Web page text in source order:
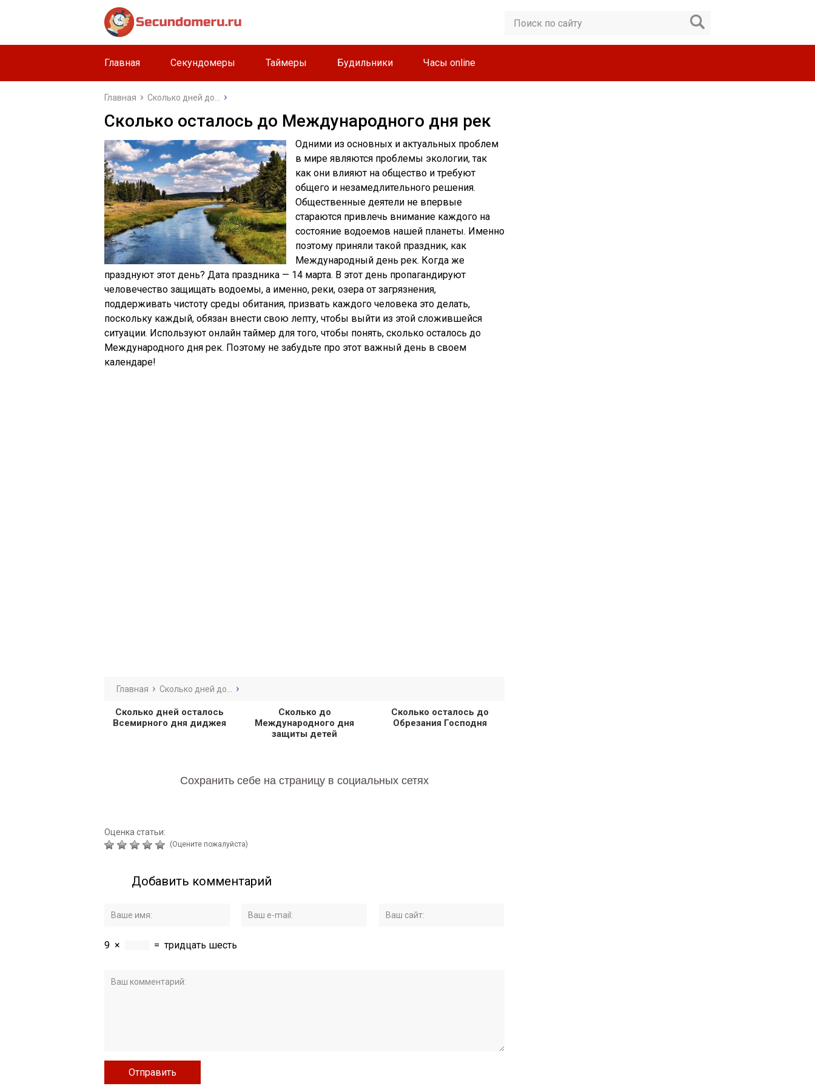
Главная Секундомеры Таймеры Будильники Часы online
Главная Сколько дней до...
Сколько осталось до Международного дня рек
Одними из основных и актуальных проблем
в мире являются проблемы экологии, так
как они влияют на общество и требуют
общего и незамедлительного решения.
Общественные деятели не впервые
стараются привлечь внимание каждого на
состояние водоемов нашей планеты. Именно
поэтому приняли такой праздник, как
Международный день рек. Когда же
празднуют этот день? Дата праздника — 14 марта. В этот день пропагандируют
человечество защищать водоемы, а именно, реки, озера от загрязнения,
поддерживать чистоту среды обитания, призвать каждого человека это делать,
поскольку каждый, обязан внести свою лепту, чтобы выйти из этой сложившейся
ситуации. Используют онлайн таймер для того, чтобы понять, сколько осталось до
Международного дня рек. Поэтому не забудьте про этот важный день в своем
календаре!
Главная Сколько дней до...
Сколько дней осталось
Всемирного дня диджея
Сколько до
Международного дня
защиты детей
Сколько осталось до
Обрезания Господня
Сохранить себе на страницу в социальных сетях
Оценка статьи:
(Оцените пожалуйста)
Добавить комментарий
9 × = тридцать шесть